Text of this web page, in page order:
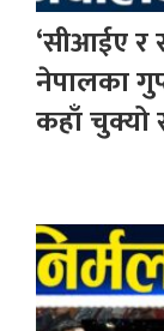
‘सीआईए र
नेपालका
कहाँ चुक्यो